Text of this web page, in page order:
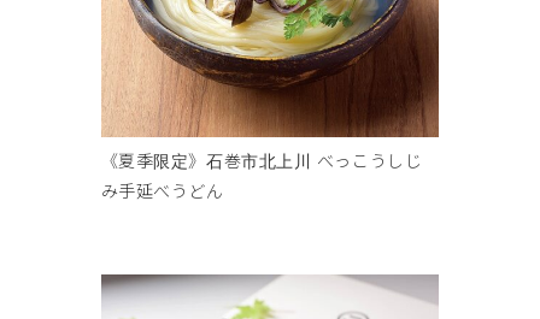
《夏季限定》石巻市北上川 べっこうしじ
み手延べうどん